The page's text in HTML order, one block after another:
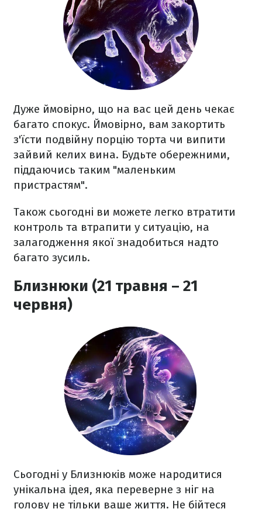
Дуже ймовірно, що на вас цей день чекає
багато спокус. Ймовірно, вам закортить
з'їсти подвійну порцію торта чи випити
зайвий келих вина. Будьте обережними,
піддаючись таким "маленьким
пристрастям".
Також сьогодні ви можете легко втратити
контроль та втрапити у ситуацію, на
залагодження якої знадобиться надто
багато зусиль.
Близнюки (21 травня – 21
червня)
Сьогодні у Близнюків може народитися
унікальна ідея, яка переверне з ніг на
голову не тільки ваше життя. Не бійтеся